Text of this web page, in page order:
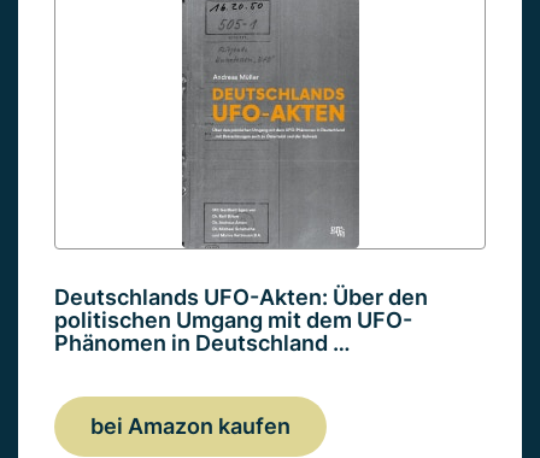
Deutschlands UFO-Akten: Über den
politischen Umgang mit dem UFO-
Phänomen in Deutschland …
bei Amazon kaufen